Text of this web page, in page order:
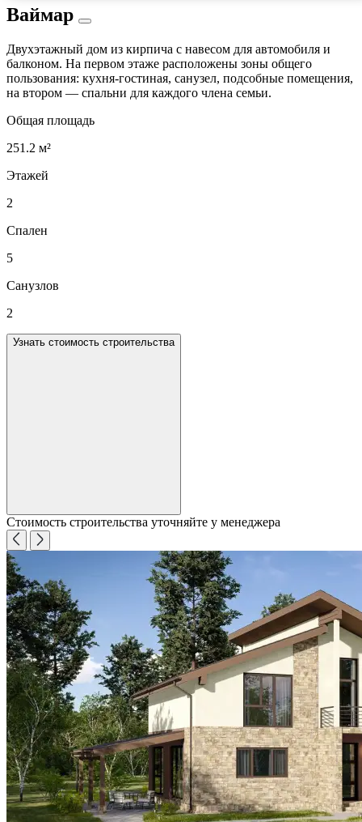
Ваймар
Двухэтажный дом из кирпича с навесом для автомобиля и
балконом. На первом этаже расположены зоны общего
пользования: кухня-гостиная, санузел, подсобные помещения,
на втором — спальни для каждого члена семьи.
Общая площадь
251.2 м²
Этажей
2
Спален
5
Санузлов
2
Узнать стоимость строительства
Стоимость строительства уточняйте у менеджера